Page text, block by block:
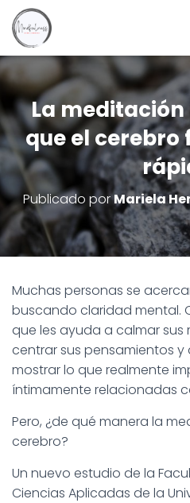
La
que el cerebro
Publicado porMariela
Muchas personas se
buscando claridad mental.
que les ayuda a calmar sus
centrar sus pensamientos y
mostrar lo que realmente
íntimamente relacionadas
Pero, ¿de qué manera la
cerebro?
Un nuevo estudio de la
Ciencias Aplicadas de la